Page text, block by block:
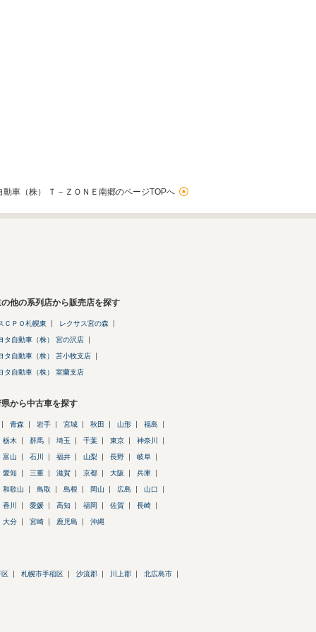
動車（株） Ｔ－ＺＯＮＥ南郷のページTOPへ
他の系列店から販売店を探す
ＣＰＯ札幌東 レクサス宮の森
タ自動車（株） 宮の沢店
タ自動車（株） 苫小牧支店
タ自動車（株） 室蘭支店
から中古車を探す
青森 岩手 宮城 秋田 山形 福島
栃木 群馬 埼玉 千葉 東京 神奈川
富山 石川 福井 山梨 長野 岐阜
愛知 三重 滋賀 京都 大阪 兵庫
和歌山 鳥取 島根 岡山 広島 山口
香川 愛媛 高知 福岡 佐賀 長崎
大分 宮崎 鹿児島 沖縄
区 札幌市手稲区 沙流郡 川上郡 北広島市